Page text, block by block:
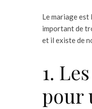
Le mariage est
important de
et il existe de
1.
pour